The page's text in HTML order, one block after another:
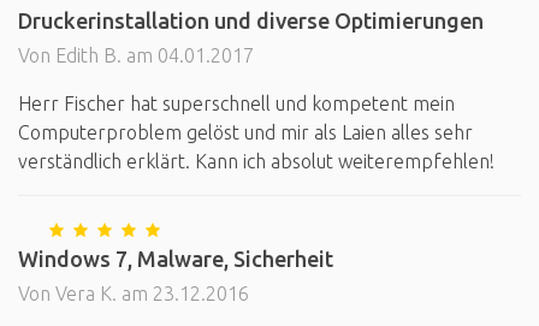
Druckerinstallation und diverse Optimierungen
Von Edith B. am 04.01.2017
Herr Fischer hat superschnell und kompetent mein
Computerproblem gelöst und mir als Laien alles sehr
verständlich erklärt. Kann ich absolut weiterempfehlen!
Windows 7, Malware, Sicherheit
Von Vera K. am 23.12.2016